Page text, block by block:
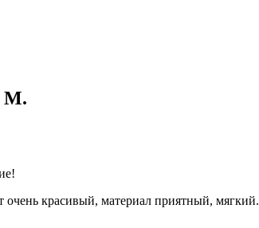
М.
красивый, материал приятный, мягкий.